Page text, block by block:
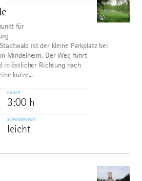
©
für
ist der kleine Parkplatz bei
Mindelheim. Der Weg führt
in östlicher Richtung nach
kurze...
DAUER
3:00 h
SCHWIERIGKEIT
leicht